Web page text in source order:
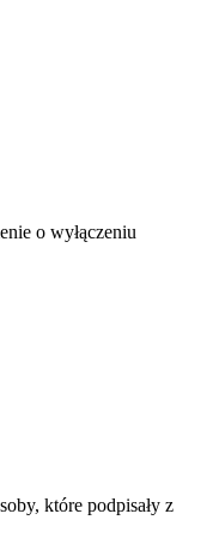
o wyłączeniu
które podpisały z